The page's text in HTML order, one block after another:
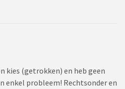
kies (getrokken) en heb geen
enkel probleem! Rechtsonder en